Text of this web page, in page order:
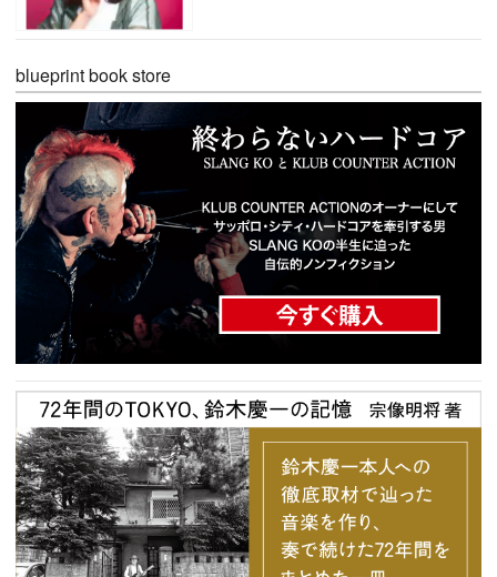
blueprint book store